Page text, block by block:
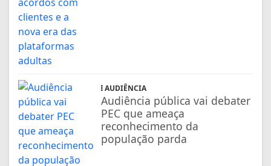
AUDIÊNCIA
Audiência pública vai debater
PEC que ameaça
reconhecimento da
população parda